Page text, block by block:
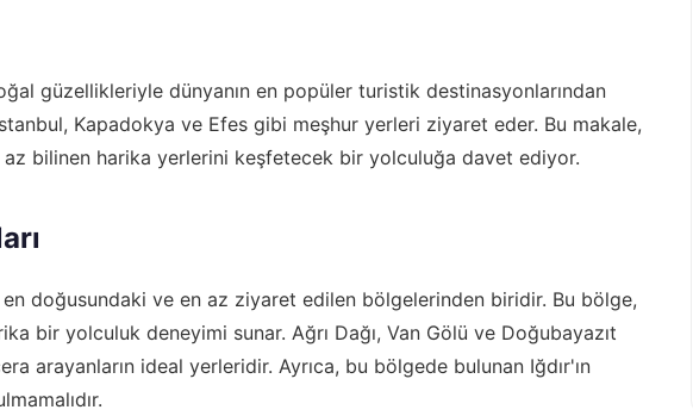
güzellikleriyle dünyanın en popüler turistik destinasyonlarından
Kapadokya ve Efes gibi meşhur yerleri ziyaret eder. Bu makale,
bilinen harika yerlerini keşfetecek bir yolculuğa davet ediyor.
doğusundaki ve en az ziyaret edilen bölgelerinden biridir. Bu bölge,
bir yolculuk deneyimi sunar. Ağrı Dağı, Van Gölü ve Doğubayazıt
arayanların ideal yerleridir. Ayrıca, bu bölgede bulunan Iğdır'ın